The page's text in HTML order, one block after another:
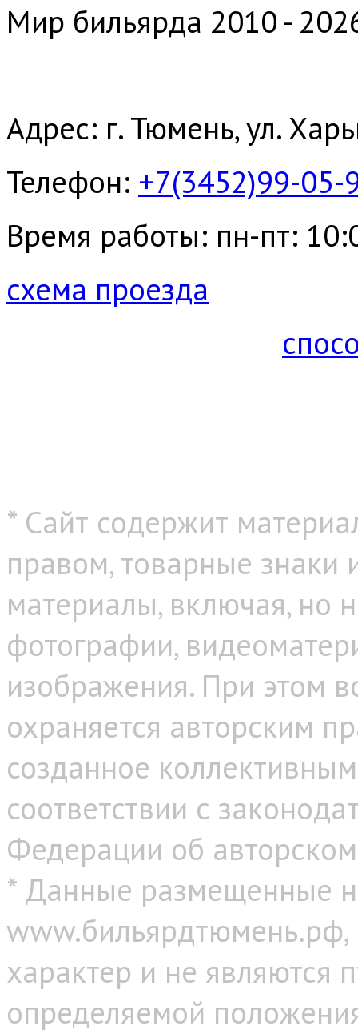
Мир бильярда 2010 -
Адрес: г. Тюмень, ул.
Телефон: +7(3452)99-05-
Время работы: пн-пт:
схема проезда
* Сайт содержит
правом, товарные
материалы, включая, но
фотографии,
изображения. При этом
охраняется авторским
созданное
соответствии с
Федерации об
* Данные размещенные
характер и не являются
определяемой